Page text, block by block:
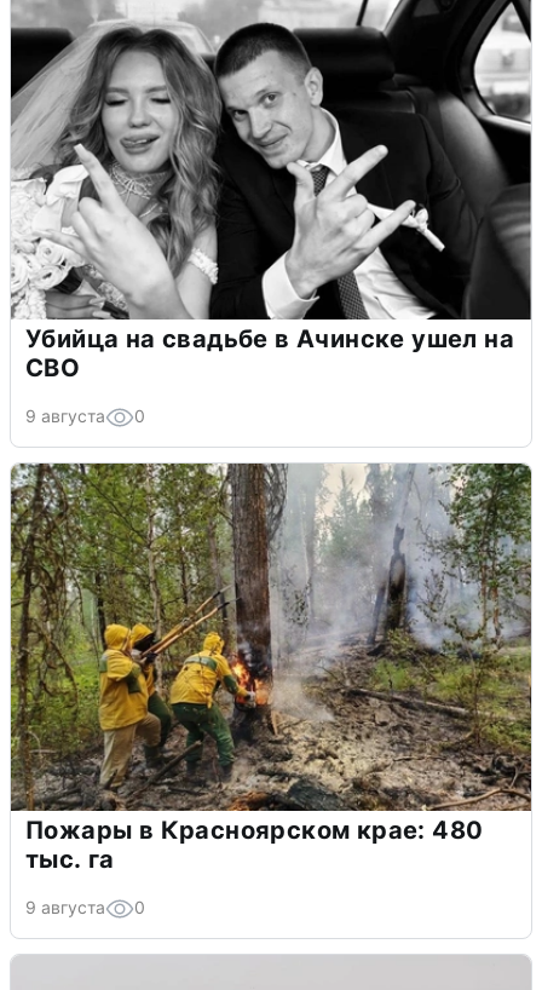
Убийца на свадьбе в Ачинске ушел на
СВО
9 августа 0
Пожары в Красноярском крае: 480
тыс. га
9 августа 0